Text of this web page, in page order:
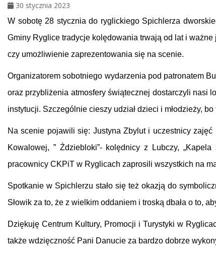
30 stycznia 2023
W sobotę 28 stycznia do ryglickiego Spichlerza
Gminy Ryglice tradycje kolędowania trwają od lat i
czy umożliwienie zaprezentowania się na scenie.
Organizatorem sobotniego wydarzenia pod patronatem
oraz przybliżenia atmosfery świątecznej dostarczyli nasi
instytucji. Szczególnie cieszy udział dzieci i młodzieży,
Na scenie pojawili się: Justyna Zbylut i uczestnicy zajęć
Kowalowej, ” Ździebloki”- kolędnicy z Lubczy,
pracownicy CKPiT w Ryglicach zaprosili wszystkich na
Spotkanie w Spichlerzu stało się też okazją do
Słowik za to, że z wielkim oddaniem i troską dbała o to,
Dziękuję Centrum Kultury, Promocji i Turystyki w
także wdzięczność Pani Danucie za bardzo dobrze